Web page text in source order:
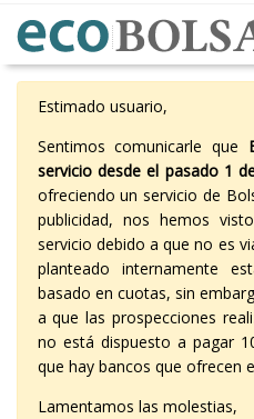
Estimado usuario,
Sentimos comunicarle que
servicio desde el pasado 1
ofreciendo un servicio de
publicidad, nos hemos
servicio debido a que no es
planteado internamente
basado en cuotas, sin
a que las prospecciones
no está dispuesto a pagar
que hay bancos que ofrecen
Lamentamos las molestias,